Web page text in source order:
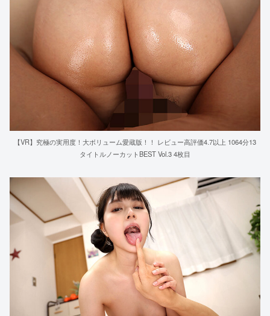
【VR】究極の実用度！大ボリューム愛蔵版！！ レビュー高評価4.7以上 1064分13
タイトルノーカットBEST Vol.3 4枚目